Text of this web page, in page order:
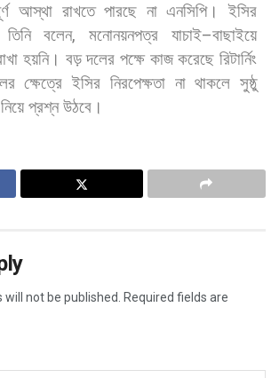
আস্থা রাখতে পারছে না এনসিপি। ইসির
তিনি বলেন,মনোনয়নপত্র যাচাই–বাছাইয়ে
হয়নি। বড় দলের পক্ষে কাজ করেছে রিটার্নিং
ক্ষেত্রে ইসির নিরপেক্ষতা না থাকলে সুষ্ঠু
নিয়ে প্রশ্ন উঠবে।
not be published.
Required fields are